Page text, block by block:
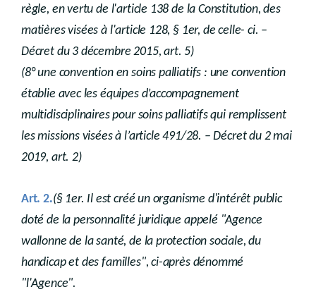
règle, en vertu de l'article 138 de la Constitution, des
matières visées à l'article 128, § 1er, de celle- ci. –
Décret du 3 décembre 2015, art. 5)
(8° une convention en soins palliatifs : une convention
établie avec les équipes d’accompagnement
multidisciplinaires pour soins palliatifs qui remplissent
les missions visées à l’article 491/28. – Décret du 2 mai
2019, art. 2)
Art. 2.(§ 1er. Il est créé un organisme d'intérêt public
doté de la personnalité juridique appelé "Agence
wallonne de la santé, de la protection sociale, du
handicap et des familles", ci-après dénommé
"l'Agence".